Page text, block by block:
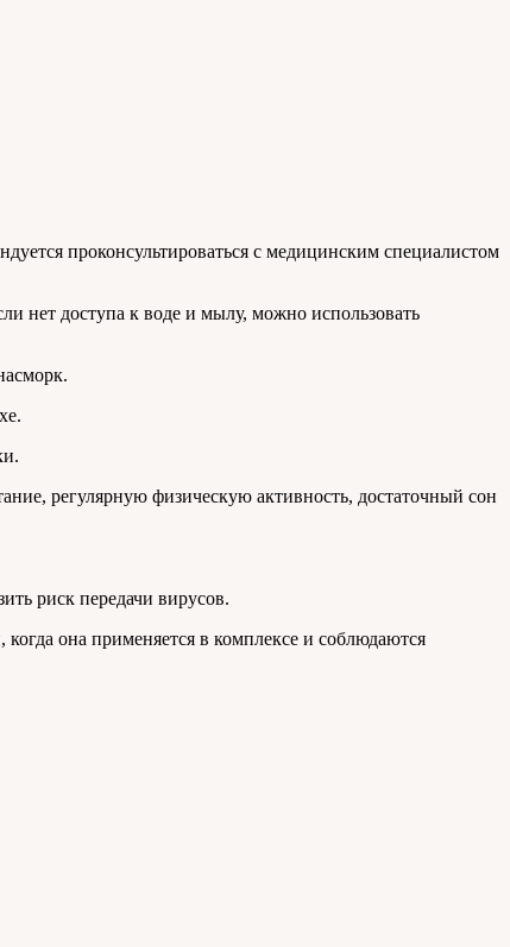
проконсультироваться с медицинским специалистом
нет доступа к воде и мылу, можно использовать
регулярную физическую активность, достаточный сон
риск передачи вирусов.
она применяется в комплексе и соблюдаются